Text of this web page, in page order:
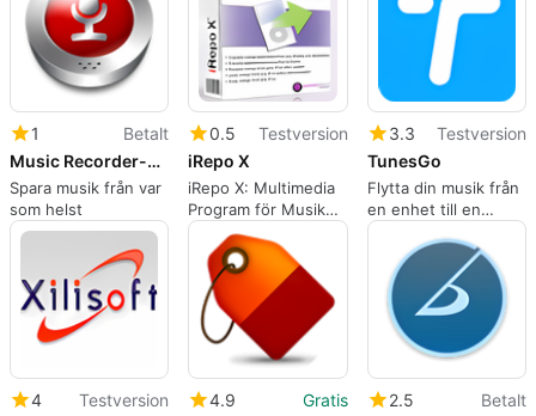
1
Betalt
Music Recorder-Aimersoft
Spara musik från var
som helst
0.5
Testversion
iRepo X
iRepo X: Multimedia
Program för Musik
och Radio
3.3
Testversion
TunesGo
Flytta din musik från
en enhet till en
annan – iTunes till
Android, iPod till
iTunes, PC till Mac.
4
Testversion
4.9
Gratis
2.5
Betalt